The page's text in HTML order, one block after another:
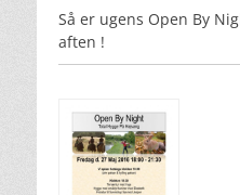
Så er ugens Open By
aften !